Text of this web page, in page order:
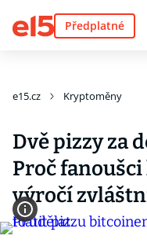
Předplatné
e15.cz Kryptoměny
Dvě pizzy za
Proč
výročí